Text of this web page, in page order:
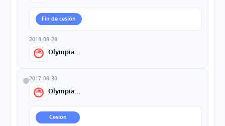
Fin de cesión
2018-08-28
2017-08-30
Cesión